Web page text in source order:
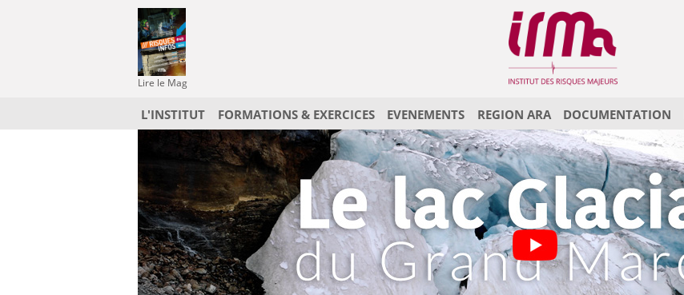
Lire le Mag
L'INSTITUT FORMATIONS & EXERCICES EVENEMENTS REGION ARA DOCUMENTATION